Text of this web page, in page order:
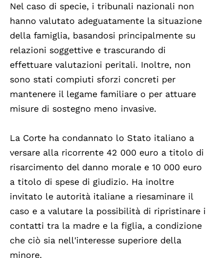
Nel caso di specie, i tribunali nazionali non
hanno valutato adeguatamente la situazione
della famiglia, basandosi principalmente su
relazioni soggettive e trascurando di
effettuare valutazioni peritali. Inoltre, non
sono stati compiuti sforzi concreti per
mantenere il legame familiare o per attuare
misure di sostegno meno invasive.
La Corte ha condannato lo Stato italiano a
versare alla ricorrente 42 000 euro a titolo di
risarcimento del danno morale e 10 000 euro
a titolo di spese di giudizio. Ha inoltre
invitato le autorità italiane a riesaminare il
caso e a valutare la possibilità di ripristinare i
contatti tra la madre e la figlia, a condizione
che ciò sia nell'interesse superiore della
minore.